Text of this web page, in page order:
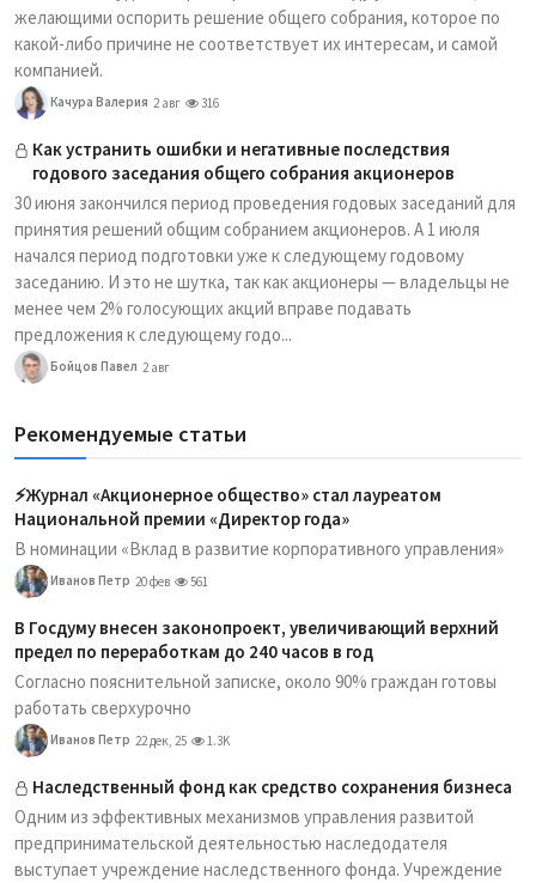
желающими оспорить решение общего собрания, которое по
какой-либо причине не соответствует их интересам, и самой
компанией.
Качура Валерия 2 авг 316
Как устранить ошибки и негативные последствия
годового заседания общего собрания акционеров
30 июня закончился период проведения годовых заседаний для
принятия решений общим собранием акционеров. А 1 июля
начался период подготовки уже к следующему годовому
заседанию. И это не шутка, так как акционеры — владельцы не
менее чем 2% голосующих акций вправе подавать
предложения к следующему годо...
Бойцов Павел 2 авг
Рекомендуемые статьи
⚡️Журнал «Акционерное общество» стал лауреатом
Национальной премии «Директор года»
В номинации «Вклад в развитие корпоративного управления»
Иванов Петр 20 фев 561
В Госдуму внесен законопроект, увеличивающий верхний
предел по переработкам до 240 часов в год
Согласно пояснительной записке, около 90% граждан готовы
работать сверхурочно
Иванов Петр 22 дек, 25 1.3K
Наследственный фонд как средство сохранения бизнеса
Одним из эффективных механизмов управления развитой
предпринимательской деятельностью наследодателя
выступает учреждение наследственного фонда. Учреждение